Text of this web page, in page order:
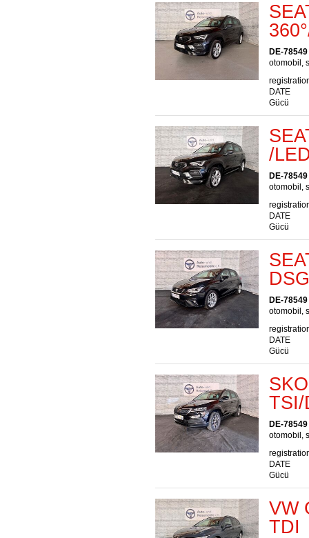
DE-
otomobil,
DATE
Gücü
/
DE-
otomobil,
DATE
Gücü
DE-
otomobil,
DATE
Gücü
TSI/
DE-
otomobil,
DATE
Gücü
VW
TDI